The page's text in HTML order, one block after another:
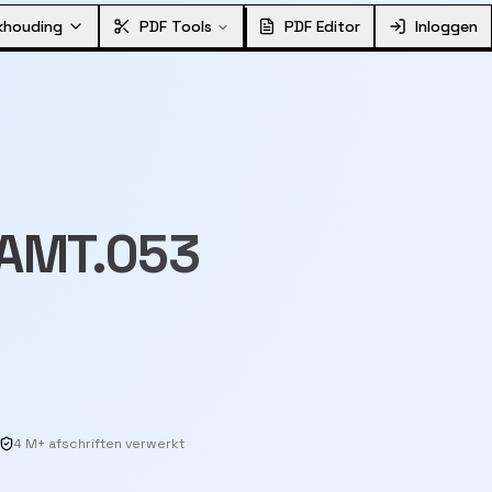
PDF Tools PDF Editor Inloggen
4 M+ afschriften verwerkt